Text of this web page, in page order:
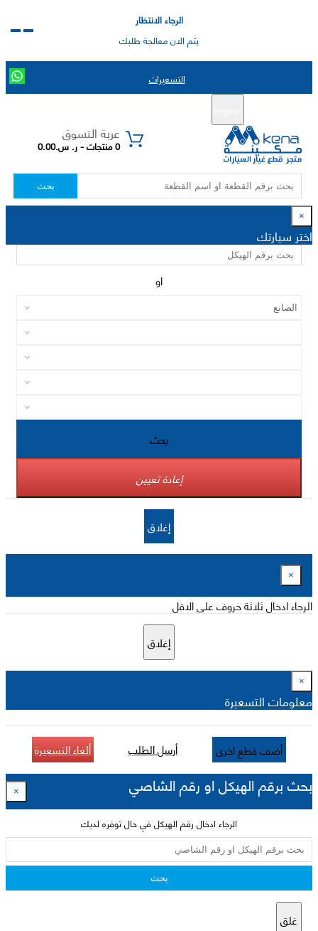
الرجاء الانتظار
يتم الان معالجة طلبك
التسعيرات
عربة التسوق
0 منتجات - ر. س.0.00
بحث
×
اختر سيارتك
او
بحث
إعادة تعيين
إغلاق
×
الرجاء ادخال ثلاثة حروف على الاقل
إغلاق
×
معلومات التسعيرة
أضف قطع اخرى أرسل الطلب ألغاء التسعيرة
بحث برقم الهيكل او رقم الشاصي ×
الرجاء ادخال رقم الهيكل في حال توفره لديك
بحث
غلق